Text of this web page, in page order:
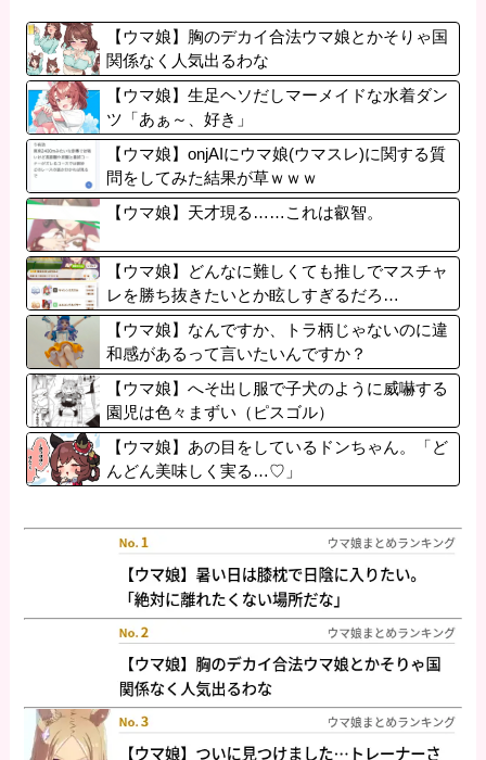
【ウマ娘】胸のデカイ合法ウマ娘とかそりゃ国
関係なく人気出るわな
【ウマ娘】生足ヘソだしマーメイドな水着ダン
ツ「あぁ～、好き」
【ウマ娘】onjAIにウマ娘(ウマスレ)に関する質
問をしてみた結果が草ｗｗｗ
【ウマ娘】天才現る……これは叡智。
【ウマ娘】どんなに難しくても推しでマスチャ
レを勝ち抜きたいとか眩しすぎるだろ…
【ウマ娘】なんですか、トラ柄じゃないのに違
和感があるって言いたいんですか？
【ウマ娘】へそ出し服で子犬のように威嚇する
園児は色々まずい（ピスゴル）
【ウマ娘】あの目をしているドンちゃん。「ど
んどん美味しく実る…♡」